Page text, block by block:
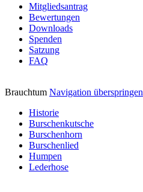
Mitgliedsantrag
Bewertungen
Downloads
Spenden
Satzung
FAQ
Brauchtum Navigation überspringen
Historie
Burschenkutsche
Burschenhorn
Burschenlied
Humpen
Lederhose